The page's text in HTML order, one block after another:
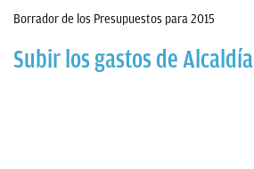
Borrador de los Presupuestos para 2015
Subir los gastos de Alcaldía